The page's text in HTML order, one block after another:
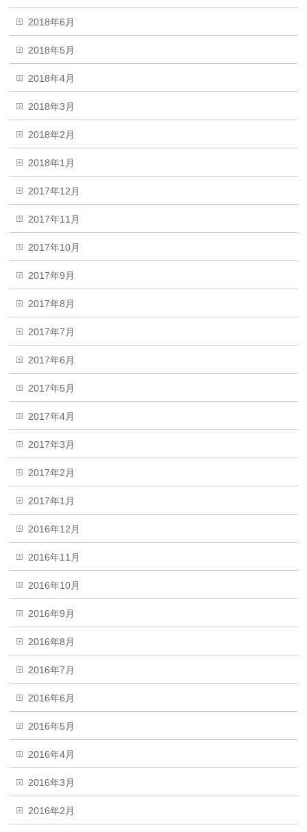
2018年6月
2018年5月
2018年4月
2018年3月
2018年2月
2018年1月
2017年12月
2017年11月
2017年10月
2017年9月
2017年8月
2017年7月
2017年6月
2017年5月
2017年4月
2017年3月
2017年2月
2017年1月
2016年12月
2016年11月
2016年10月
2016年9月
2016年8月
2016年7月
2016年6月
2016年5月
2016年4月
2016年3月
2016年2月